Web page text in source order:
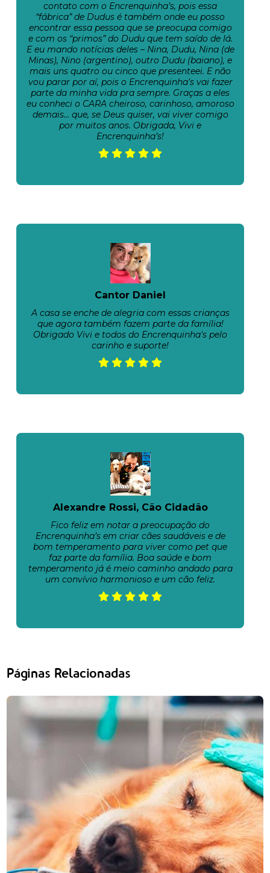
contato com o Encrenquinha’s, pois essa
“fábrica” de Dudus é também onde eu posso
encontrar essa pessoa que se preocupa comigo
e com os “primos” do Dudu que tem saído de lá.
E eu mando notícias deles – Nina, Dudu, Nina (de
Minas), Nino (argentino), outro Dudu (baiano), e
mais uns quatro ou cinco que presenteei. E não
vou parar por aí, pois o Encrenquinha’s vai fazer
parte da minha vida pra sempre. Graças a eles
eu conheci o CARA cheiroso, carinhoso, amoroso
demais… que, se Deus quiser, vai viver comigo
por muitos anos. Obrigada, Vivi e
Encrenquinha’s!
Cantor Daniel
A casa se enche de alegria com essas crianças
que agora também fazem parte da família!
Obrigado Vivi e todos do Encrenquinha's pelo
carinho e suporte!
Alexandre Rossi, Cão Cidadão
Fico feliz em notar a preocupação do
Encrenquinha’s em criar cães saudáveis e de
bom temperamento para viver como pet que
faz parte da família. Boa saúde e bom
temperamento já é meio caminho andado para
um convívio harmonioso e um cão feliz.
Páginas Relacionadas